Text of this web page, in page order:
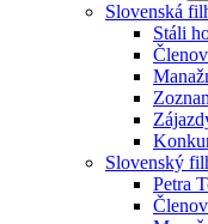
Slovenská
Stáli
Slovenský
Petra